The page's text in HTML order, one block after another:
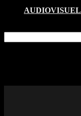
AUDIOVISUEL